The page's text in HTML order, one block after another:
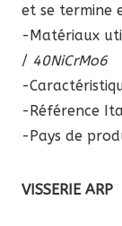
et se termine
-Matériaux
/ 40NiCrMo6
-
-Référence
-Pays de
VISSERIE ARP